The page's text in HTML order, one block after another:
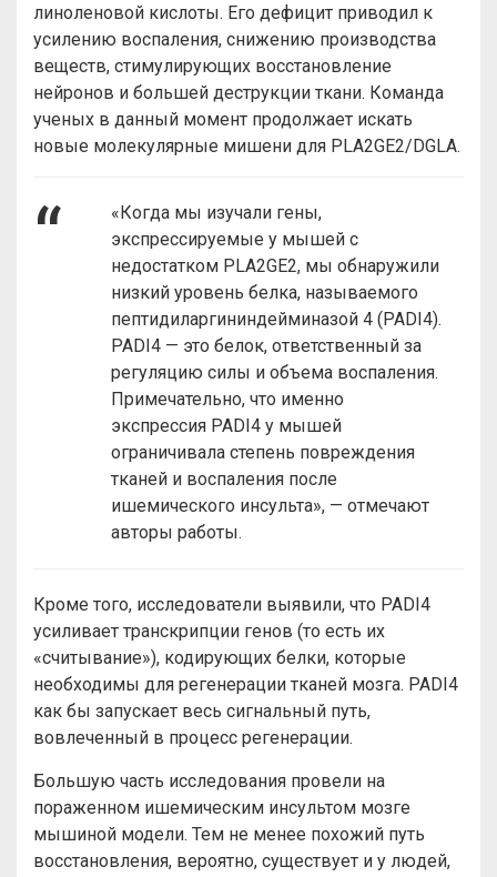
линоленовой кислоты. Его дефицит приводил к
усилению воспаления, снижению производства
веществ, стимулирующих восстановление
нейронов и большей деструкции ткани. Команда
ученых в данный момент продолжает искать
новые молекулярные мишени для PLA2GE2/DGLA.
«Когда мы изучали гены,
экспрессируемые у мышей с
недостатком PLA2GE2, мы обнаружили
низкий уровень белка, называемого
пептидиларгининдейминазой 4 (PADI4).
PADI4 — это белок, ответственный за
регуляцию силы и объема воспаления.
Примечательно, что именно
экспрессия PADI4 у мышей
ограничивала степень повреждения
тканей и воспаления после
ишемического инсульта», — отмечают
авторы работы.
Кроме того, исследователи выявили, что PADI4
усиливает транскрипции генов (то есть их
«считывание»), кодирующих белки, которые
необходимы для регенерации тканей мозга. PADI4
как бы запускает весь сигнальный путь,
вовлеченный в процесс регенерации.
Большую часть исследования провели на
пораженном ишемическим инсультом мозге
мышиной модели. Тем не менее похожий путь
восстановления, вероятно, существует и у людей,